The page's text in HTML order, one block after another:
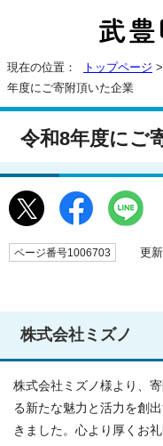
現在の位置： トップページ >
年度にご寄附頂いた企業
令和8年度にご
ページ番号1006703 更新
株式会社ミズノ
株式会社ミズノ様より、
る新たな魅力と活力を創
きました。心より厚くお礼